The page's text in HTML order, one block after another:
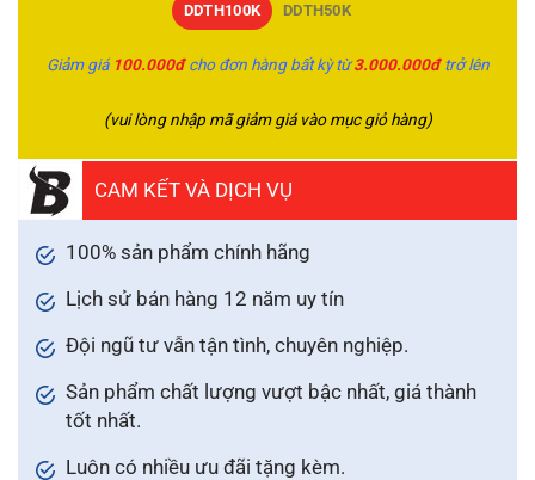
DDTH100K DDTH50K
Giảm giá 100.000đcho đơn hàng bất kỳ từ3.000.000đ trở lên
(vui lòng nhập mã giảm giá vào mục giỏ hàng)
CAM KẾT VÀ DỊCH VỤ
100% sản phẩm chính hãng
Lịch sử bán hàng 12 năm uy tín
Đội ngũ tư vẫn tận tình, chuyên nghiệp.
Sản phẩm chất lượng vượt bậc nhất, giá thành
tốt nhất.
Luôn có nhiều ưu đãi tặng kèm.